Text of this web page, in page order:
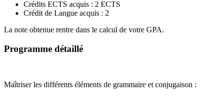
Crédits ECTS acquis : 2 ECTS
Crédit de Langue acquis : 2
La note obtenue rentre dans le calcul de votre GPA.
Programme détaillé
Maîtriser les différents éléments de grammaire et conjugaison :